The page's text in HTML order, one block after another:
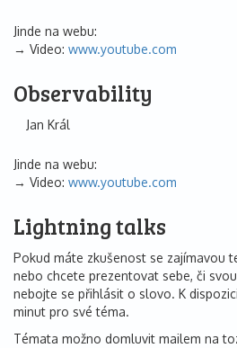
Jinde na webu:
Video: www.youtube.com
Observability
Jan Král
Jinde na webu:
Video: www.youtube.com
Lightning talks
Pokud máte zkušenost se zajímavou
nebo chcete prezentovat sebe, či
nebojte se přihlásit o slovo. K
minut pro své téma.
Témata možno domluvit mailem na